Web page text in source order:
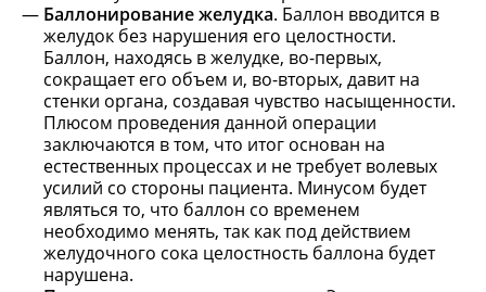
Баллонирование желудка. Баллон вводится в
желудок без нарушения его целостности.
Баллон, находясь в желудке, во-первых,
сокращает его объем и, во-вторых, давит на
стенки органа, создавая чувство насыщенности.
Плюсом проведения данной операции
заключаются в том, что итог основан на
естественных процессах и не требует волевых
усилий со стороны пациента. Минусом будет
являться то, что баллон со временем
необходимо менять, так как под действием
желудочного сока целостность баллона будет
нарушена.